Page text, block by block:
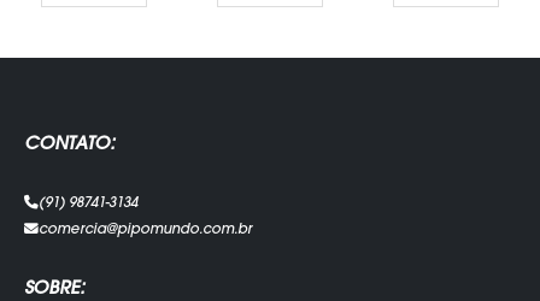
CONTATO:
(91) 98741-3134
comercia@pipomundo.com.br
SOBRE: